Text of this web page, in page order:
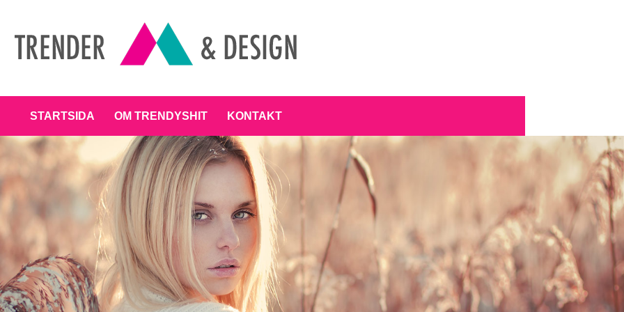
STARTSIDA OM TRENDYSHIT KONTAKT